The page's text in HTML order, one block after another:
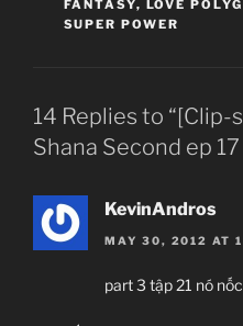
FANTASY, LOVE
SUPER POWER
14 Replies to “[Clip-
Shana Second ep 17
KevinAndros
MAY 30, 2012 AT
part 3 tập 21 nó